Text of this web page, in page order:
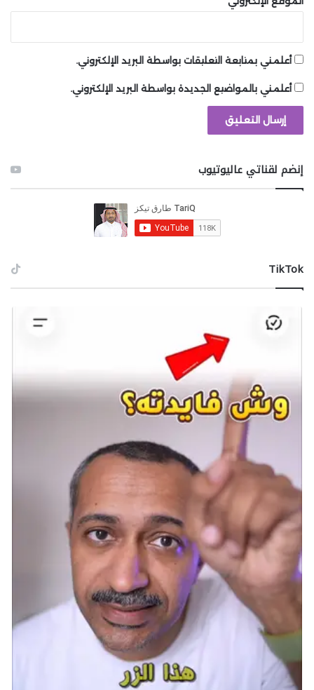
أعلمني بمتابعة التعليقات بواسطة البريد الإلكتروني.
أعلمني بالمواضيع الجديدة بواسطة البريد الإلكتروني.
إنضم لقناتي عاليوتيوب
‫TikTok